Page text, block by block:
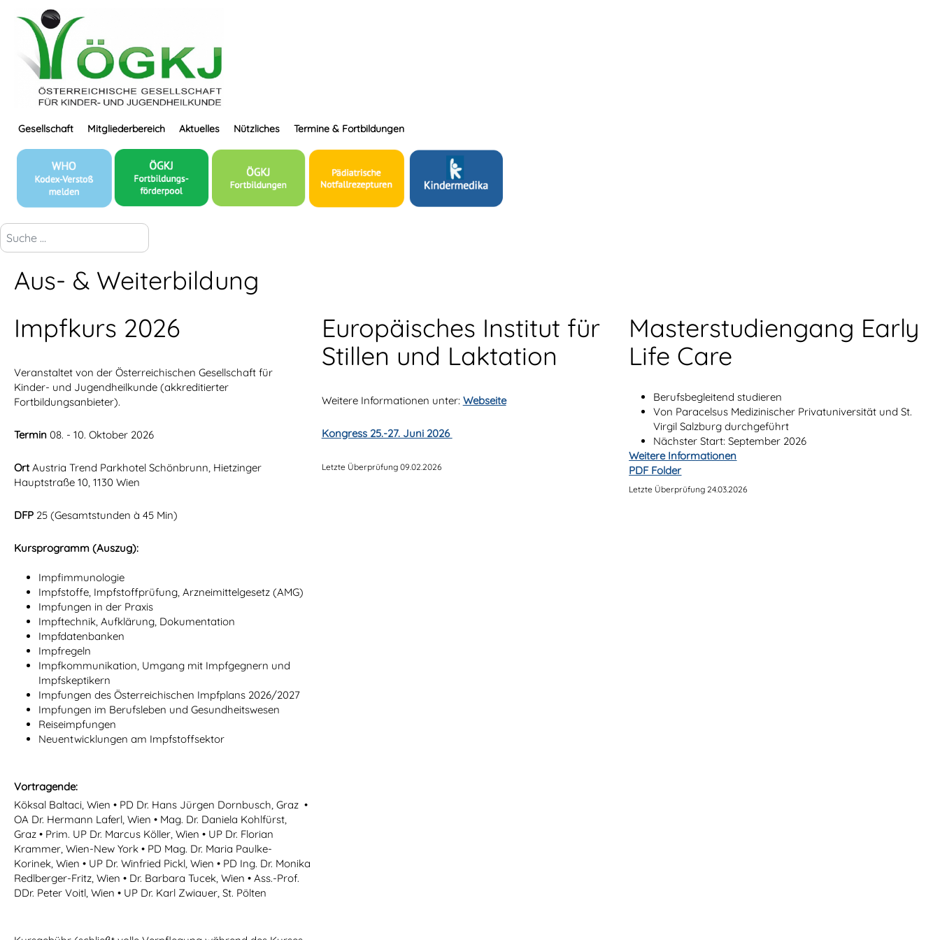
Gesellschaft Mitgliederbereich Aktuelles Nützliches Termine & Fortbildungen
suchen...
Aus- & Weiterbildung
Impfkurs 2026
Veranstaltet von der Österreichischen Gesellschaft für
Kinder- und Jugendheilkunde (akkreditierter
Fortbildungsanbieter).
Termin 08. - 10. Oktober 2026
OrtAustria Trend Parkhotel Schönbrunn, Hietzinger
Hauptstraße 10, 1130 Wien
DFP 25 (Gesamtstunden à 45 Min)
Kursprogramm (Auszug):
Impfimmunologie
Impfstoffe, Impfstoffprüfung, Arzneimittelgesetz (AMG)
Impfungen in der Praxis
Impftechnik, Aufklärung, Dokumentation
Impfdatenbanken
Impfregeln
Impfkommunikation, Umgang mit Impfgegnern und
Impfskeptikern
Impfungen des Österreichischen Impfplans 2026/2027
Impfungen im Berufsleben und Gesundheitswesen
Reiseimpfungen
Neuentwicklungen am Impfstoffsektor
Vortragende:
Köksal Baltaci, Wien • PD Dr. Hans Jürgen Dornbusch, Graz •
OA Dr. Hermann Laferl, Wien • Mag. Dr. Daniela Kohlfürst,
Graz • Prim. UP Dr. Marcus Köller, Wien • UP Dr. Florian
Krammer, Wien-New York • PD Mag. Dr. Maria Paulke-
Korinek, Wien • UP Dr. Winfried Pickl, Wien • PD Ing. Dr. Monika
Redlberger-Fritz, Wien • Dr. Barbara Tucek, Wien • Ass.-Prof.
DDr. Peter Voitl, Wien • UP Dr. Karl Zwiauer, St. Pölten
Europäisches Institut für
Stillen und Laktation
Weitere Informationen unter: Webseite
Kongress 25.-27. Juni 2026
Letzte Überprüfung 09.02.2026
Masterstudiengang Early
Life Care
Berufsbegleitend studieren
Von Paracelsus Medizinischer Privatuniversität und St.
Virgil Salzburg durchgeführt
Nächster Start: September 2026
Weitere Informationen
PDF Folder
Letzte Überprüfung 24.03.2026